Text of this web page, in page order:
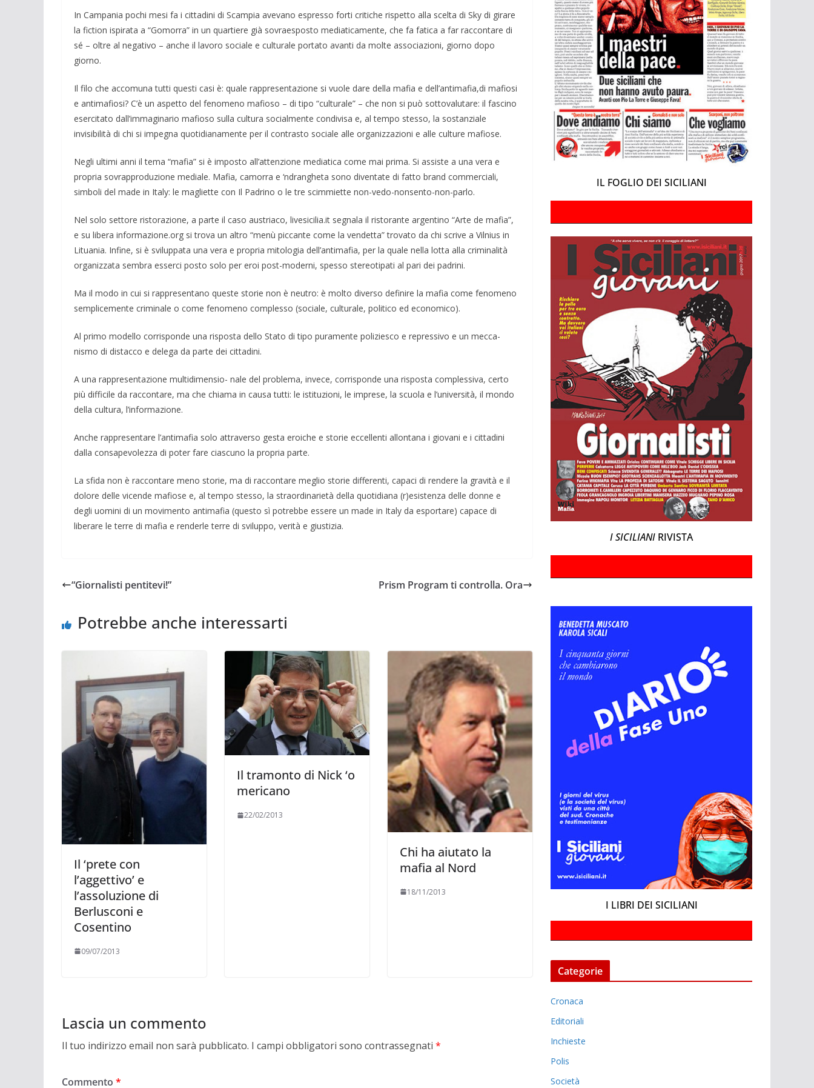
In Campania pochi mesi fa i cittadini di Scampia avevano espresso forti critiche rispetto alla scelta di Sky di girare
la fic­tion ispirata a “Gomorra” in un quartiere già sovraesposto mediaticamente, che fa fatica a far raccontare di
sé – oltre al nega­tivo – anche il lavoro sociale e culturale portato avanti da molte associazioni, gior­no dopo
giorno.
Il filo che accomuna tutti questi casi è: quale rappresentazione si vuole dare della mafia e dell’antimafia,di mafio­si
e anti­mafiosi? C’è un aspetto del feno­meno ma­fioso – di tipo “culturale” – che non si può sottovalutare: il fascino
eserci­tato dall’immaginario mafioso sulla cultu­ra socialmente condivisa e, al tempo stes­so, la sostanziale
invisibilità di chi si im­pegna quotidianamente per il contrasto sociale alle organizzazioni e alle culture mafiose.
Negli ultimi anni il tema “mafia” si è imposto all’attenzione mediatica come mai prima. Si assiste a una vera e
propria sovrapproduzione mediale. Mafia, camor­ra e ‘ndrangheta sono diventate di fatto brand commerciali,
simboli del made in Italy: le magliette con Il Padrino o le tre scimmiette non-vedo-nonsento-non-parlo.
Nel solo settore ristorazione, a parte il caso austriaco, livesicilia.it segnala il ri­storante argentino “Arte de mafia”,
e su libera informazione.org si trova un altro “menù piccante come la vendetta” trovato da chi scrive a Vilnius in
Lituania. Infine, si è sviluppata una vera e propria mitolo­gia dell’antimafia, per la quale nella lotta alla criminalità
organizzata sembra esserci posto solo per eroi post-moderni, spesso stereotipati al pari dei padrini.
Ma il modo in cui si rappresentano que­ste storie non è neutro: è molto diverso definire la mafia come fenomeno
sempli­cemente criminale o come fenomeno complesso (sociale, culturale, politico ed economico).
Al primo modello corrispon­de una ri­sposta dello Stato di tipo pura­mente poli­ziesco e repressivo e un mecca­
nismo di distacco e delega da parte dei cittadini.
A una rappresentazione multidimensio- n­ale del problema, invece, corri­sponde una ri­sposta complessiva, certo
più diffi­cile da raccontare, ma che chiama in cau­sa tutti: le istituzioni, le im­prese, la scuola e l’uni­versità, il mondo
della cultu­ra, l’informa­zione.
Anche rappresentare l’antimafia solo at­traverso gesta eroiche e storie eccellenti allontana i giovani e i cittadini
dalla con­sapevolezza di poter fare ciascuno la pro­pria parte.
La sfida non è racconta­re meno sto­rie, ma di racconta­re meglio sto­rie diffe­renti, capaci di ren­dere la gra­vità e il
dolo­re del­le vicende mafio­se e, al tempo stesso, la straordina­rietà della quo­tidiana (r)esisten­za delle donne e
degli uo­mini di un movi­mento antimafia (questo sì po­trebbe esse­re un made in Ita­ly da esporta­re) capace di
liberare le ter­re di mafia e renderle terre di sviluppo, verità e giusti­zia.
“Giornalisti pentitevi!” Prism Program ti controlla. Ora
Potrebbe anche interessarti
Il ‘prete con
l’aggettivo’ e
l’assoluzione di
Berlusconi e
Cosentino
09/07/2013
Il tramonto di Nick ‘o
mericano
22/02/2013
Chi ha aiutato la
mafia al Nord
18/11/2013
Lascia un commento
Il tuo indirizzo email non sarà pubblicato. I campi obbligatori sono contrassegnati *
Commento *
IL FOGLIO DEI SICILIANI
I SICILIANI RIVISTA
I LIBRI DEI SICILIANI
Categorie
Cronaca
Editoriali
Inchieste
Polis
Società